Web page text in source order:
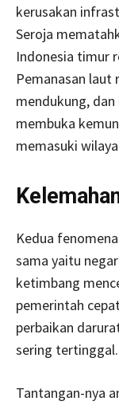
kerusakan
Seroja
Indonesia timur
Pemanasan
mendukung,
membuka
memasuki
Kedua
sama yaitu
ketimbang
pemerintah
perbaikan
sering tertinggal.
Tantangan-nya